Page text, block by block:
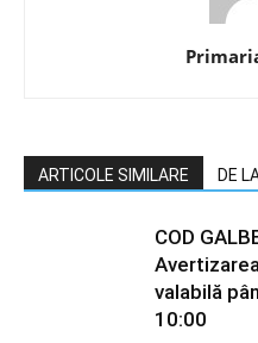
ARTICOLE SIMILARE DE
COD
valabilă
10:00